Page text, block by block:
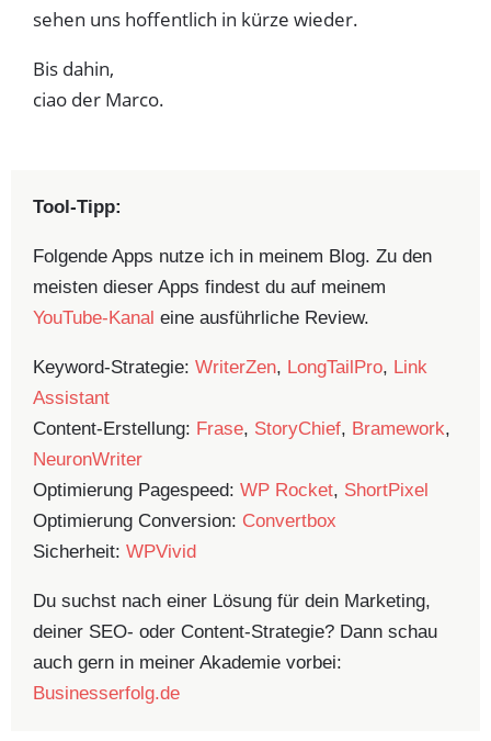
sehen uns hoffentlich in kürze wieder.
Bis dahin,
ciao der Marco.
Tool-Tipp:
Folgende Apps nutze ich in meinem Blog. Zu den
meisten dieser Apps findest du auf meinem
YouTube-Kanal eine ausführliche Review.
Keyword-Strategie: WriterZen, LongTailPro, Link
Assistant
Content-Erstellung: Frase, StoryChief, Bramework,
NeuronWriter
Optimierung Pagespeed: WP Rocket, ShortPixel
Optimierung Conversion: Convertbox
Sicherheit: WPVivid
Du suchst nach einer Lösung für dein Marketing,
deiner SEO- oder Content-Strategie? Dann schau
auch gern in meiner Akademie vorbei:
Businesserfolg.de